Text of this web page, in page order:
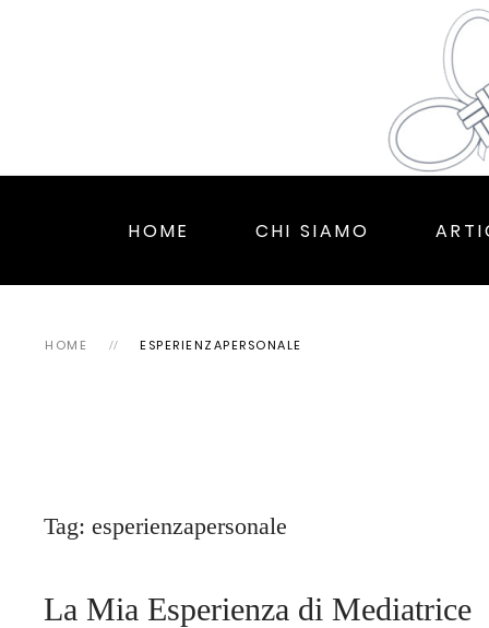
HOME CHI SIAMO
HOME ESPERIENZAPERSONALE
Tag: esperienzapersonale
La Mia Esperienza di Mediatrice